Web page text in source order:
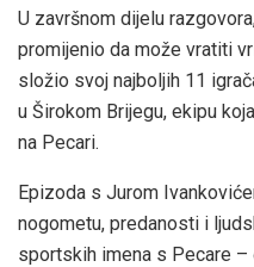
U završnom dijelu
promijenio da može vratiti
složio svoj najboljih 11
u Širokom Brijegu, ekipu
na Pecari.
Epizoda s Jurom
nogometu, predanosti i
sportskih imena s Pecare